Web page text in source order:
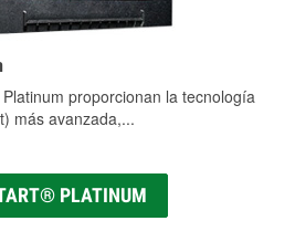
proporcionan la tecnología
más avanzada,...
PLATINUM